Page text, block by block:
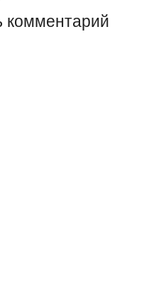
комментарий